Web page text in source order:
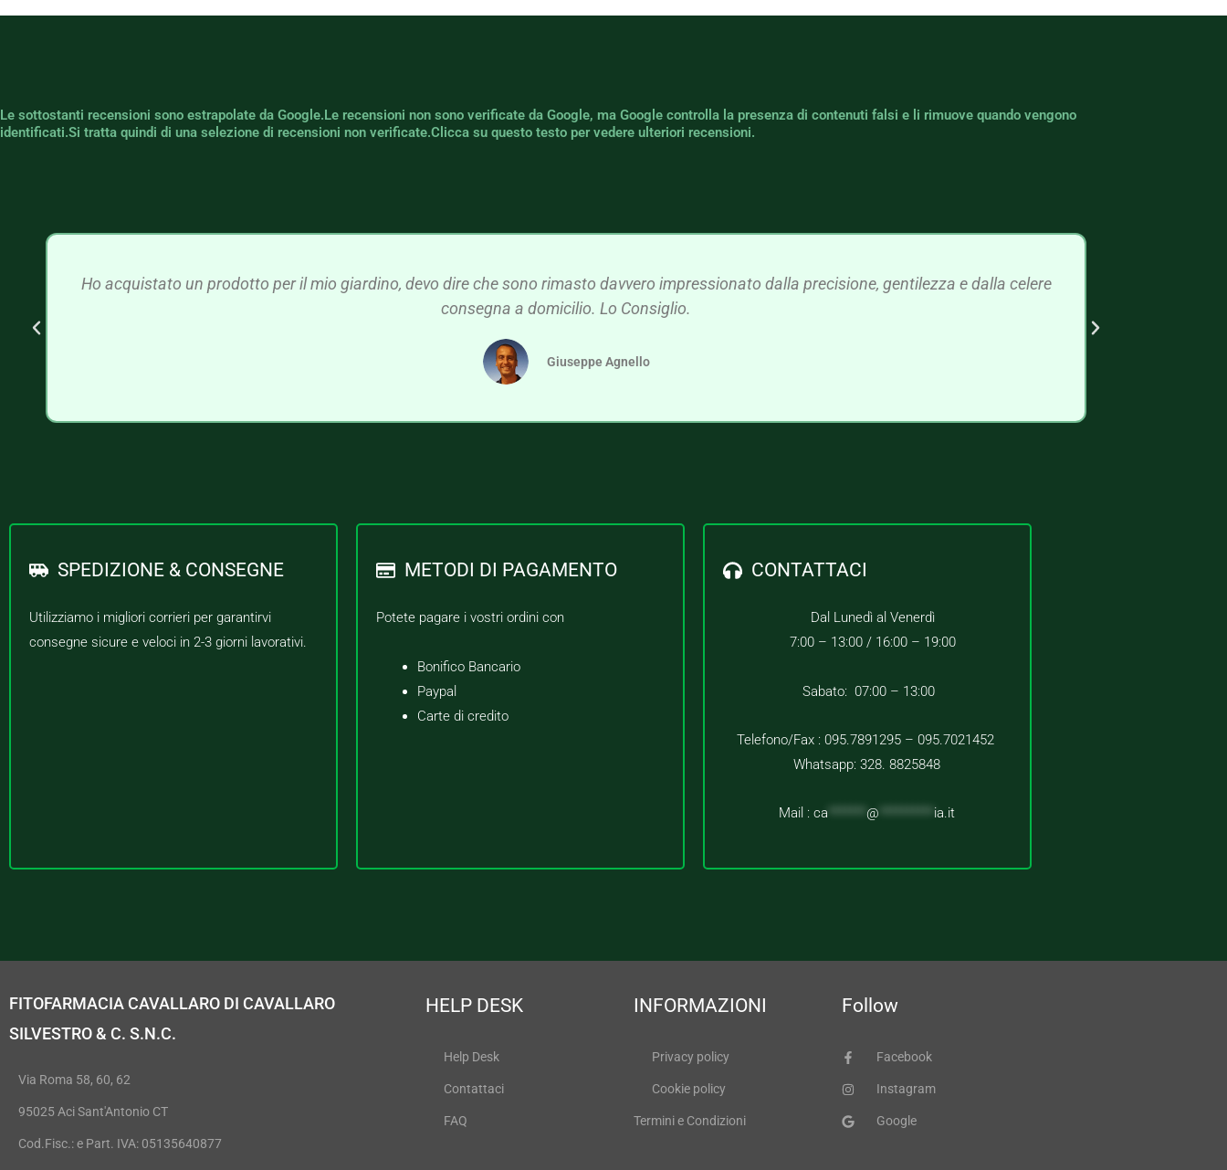
Le sottostanti recensioni sono estrapolate da Google.Le recensioni non sono verificate da Google, ma Google controlla la presenza di contenuti falsi e li rimuove quando vengono
identificati.Si tratta quindi di una selezione di recensioni non verificate.Clicca su questo testo per vedere ulteriori recensioni.
Ho acquistato un prodotto per il mio giardino, devo dire che sono rimasto davvero impressionato dalla precisione, gentilezza e dalla celere
consegna a domicilio. Lo Consiglio.
Giuseppe Agnello
SPEDIZIONE & CONSEGNE
Utilizziamo i migliori corrieri per garantirvi
consegne sicure e veloci in 2-3 giorni lavorativi.
METODI DI PAGAMENTO
Potete pagare i vostri ordini con
Bonifico Bancario
Paypal
Carte di credito
CONTATTACI
Dal Lunedì al Venerdì
7:00 – 13:00 / 16:00 – 19:00
Sabato: 07:00 – 13:00
Telefono/Fax : 095.7891295 – 095.7021452
Whatsapp: 328. 8825848
Mail :ca *******@ ia.it
FITOFARMACIA CAVALLARO DI CAVALLARO
SILVESTRO & C. S.N.C.
Via Roma 58, 60, 62
95025 Aci Sant'Antonio CT
Cod.Fisc.: e Part. IVA: 05135640877
HELP DESK
Help Desk
Contattaci
FAQ
INFORMAZIONI
Privacy policy
Cookie policy
Termini e Condizioni
Follow
Facebook
Instagram
Google